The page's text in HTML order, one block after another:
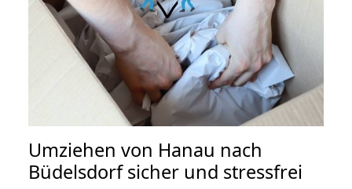
Umziehen von Hanau nach
Büdelsdorfsicher und stressfrei